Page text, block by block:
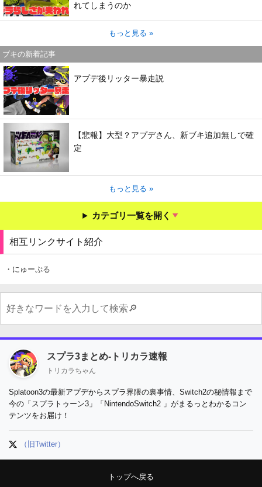
れてしまうのか
もっと見る »
ブキの新着記事
アプデ後リッター暴走説
【悲報】大型？アプデさん、新ブキ追加無しで確
定
もっと見る »
カテゴリ一覧を開く
相互リンクサイト紹介
・にゅーぷる
スプラ3まとめ-トリカラ速報
トリカラちゃん
Splatoon3の最新アプデからスプラ界隈の裏事情、Switch2の秘情報まで
今の「スプラトゥーン3」「NintendoSwitch2 」がまるっとわかるコン
テンツをお届け！
（旧Twitter）
トップへ戻る